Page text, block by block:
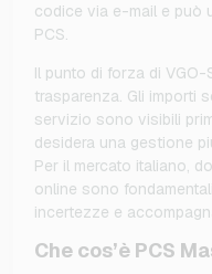
codice via e-mail e può
PCS.
Il punto di forza di
trasparenza. Gli importi
servizio sono visibili
desidera una gestione
Per il mercato italiano,
online sono
incertezze e
Che cos’è PCS